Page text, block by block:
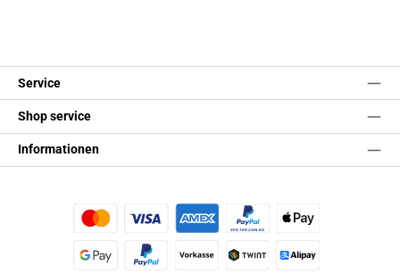
Service
Shop service
Informationen
Kredit- oder Debitkarte Später BezahlenApple Pay